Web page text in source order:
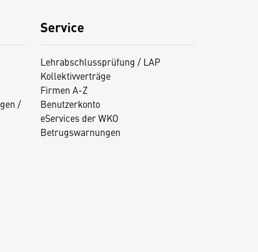
/
Service
Lehrabschlussprüfung / LAP
Kollektivverträge
Firmen A-Z
Benutzerkonto
eServices der WKO
Betrugswarnungen